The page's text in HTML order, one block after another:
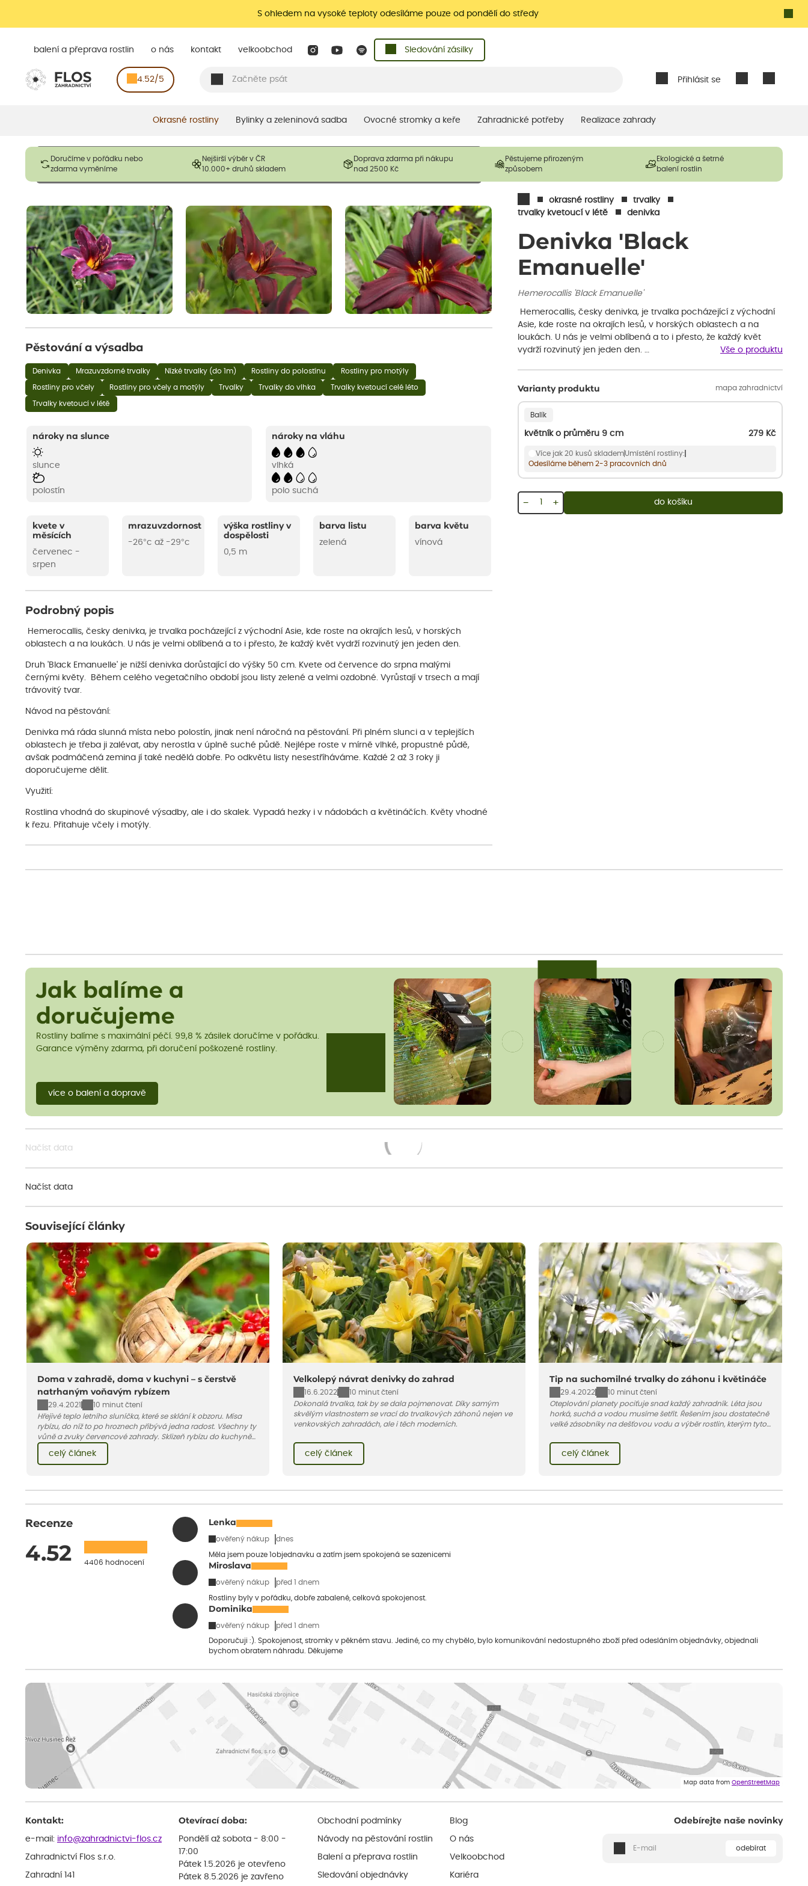
S ohledem na vysoké teploty odesíláme pouze od pondělí do středy
Přihlásit se
balení a přeprava rostlin o nás kontakt velkoobchod Sledování zásilky
4.52/5
Okrasné rostliny Bylinky a zeleninová sadba Ovocné stromky a keře Zahradnické potřeby Realizace zahrady
Doručíme v pořádku nebo
zdarma vyměníme
Nejširší výběr v ČR
10.000+ druhů skladem
Doprava zdarma při nákupu
nad 2500 Kč
Pěstujeme přirozeným
způsobem
Ekologické a šetrné
balení rostlin
okrasné rostliny
trvalky
trvalky kvetoucí v létě
denivka
Denivka 'Black
Emanuelle'
Hemerocallis 'Black Emanuelle'
Hemerocallis, česky denivka, je trvalka pocházející z východní
Asie, kde roste na okrajích lesů, v horských oblastech a na
loukách. U nás je velmi oblíbená a to i přesto, že každý květ
vydrží rozvinutý jen jeden den. …
Vše o produktu
Varianty produktu mapa zahradnictví
Balík
květník o průměru 9 cm 279 Kč
Více jak 20 kusů sklademUmístění rostliny:
Odesíláme během 2-3 pracovních dnů
+
− do košíku
Obrázky slouží pouze pro ilustrační účely a mají reprezentovat prodávané produkty. V závislosti na sezónnosti mohou být
opadavé rostliny dodávány v dormantním stavu a bez listů. Rostliny mohou být také sestřiženy níže, než je uvedená
Pěstování a výsadba
Denivka Mrazuvzdorné trvalky Nízké trvalky (do 1m) Rostliny do polostínu Rostliny pro motýly
Rostliny pro včely Rostliny pro včely a motýly Trvalky Trvalky do vlhka Trvalky kvetoucí celé léto
Trvalky kvetoucí v létě
nároky na slunce
slunce
polostín
nároky na vláhu
vlhká
polo suchá
kvete v
měsících
červenec -
srpen
mrazuvzdornost
-26°c až -29°c
výška rostliny v
dospělosti
0,5 m
barva listu
zelená
barva květu
vínová
Podrobný popis
Hemerocallis, česky denivka, je trvalka pocházející z východní Asie, kde roste na okrajích lesů, v horských
oblastech a na loukách. U nás je velmi oblíbená a to i přesto, že každý květ vydrží rozvinutý jen jeden den.
Druh 'Black Emanuelle' je nižší denivka dorůstající do výšky 50 cm. Kvete od července do srpna malými
černými květy. Během celého vegetačního období jsou listy zelené a velmi ozdobné. Vyrůstají v trsech a mají
trávovitý tvar.
Návod na pěstování:
Denivka má ráda slunná místa nebo polostín, jinak není náročná na pěstování. Při plném slunci a v teplejších
oblastech je třeba ji zalévat, aby nerostla v úplně suché půdě. Nejlépe roste v mírně vlhké, propustné půdě,
avšak podmáčená zemina jí také nedělá dobře. Po odkvětu listy nesestříháváme. Každé 2 až 3 roky ji
doporučujeme dělit.
Využití:
Rostlina vhodná do skupinové výsadby, ale i do skalek. Vypadá hezky i v nádobách a květináčích. Květy vhodné
k řezu. Přitahuje včely i motýly.
Jak balíme a
doručujeme
Rostliny balíme s maximální péčí. 99,8 % zásilek doručíme v pořádku.
Garance výměny zdarma, při doručení poškozené rostliny.
více o balení a dopravě
Načíst data
Načíst data
Související články
Doma v zahradě, doma v kuchyni – s čerstvě
natrhaným voňavým rybízem
29.4.2021
10 minut čtení
Hřejivé teplo letního sluníčka, které se sklání k obzoru. Mísa
rybízu, do níž to po hroznech přibývá jedna radost. Všechny ty
vůně a zvuky červencové zahrady. Sklizeň rybízu do kuchyně
dětství při mlsání babiččina drobenkového koláče s rybízem.
celý článek
Velkolepý návrat denivky do zahrad
16.6.2022
10 minut čtení
Dokonalá trvalka, tak by se dala pojmenovat. Díky samým
skvělým vlastnostem se vrací do trvalkových záhonů nejen ve
venkovských zahradách, ale i těch moderních.
celý článek
Tip na suchomilné trvalky do záhonu i květináče
29.4.2022
10 minut čtení
Oteplování planety pociťuje snad každý zahradník. Léta jsou
horká, suchá a vodou musíme šetřit. Řešením jsou dostatečně
velké zásobníky na dešťovou vodu a výběr rostlin, kterým tyto
několik měsíců. Co víc si přát…
celý článek
Recenze
4.52 4406 hodnocení
Lenka
ověřený nákup dnes
Měla jsem pouze 1objednavku a zatím jsem spokojená se sazenicemi
Miroslava
ověřený nákup před 1 dnem
Rostliny byly v pořádku, dobře zabalené, celková spokojenost.
Dominika
ověřený nákup před 1 dnem
Doporučuji :). Spokojenost, stromky v pěkném stavu. Jediné, co my chybělo, bylo komunikování nedostupného zboží před odesláním objednávky, objednali
bychom obratem náhradu. Děkujeme
Map data from OpenStreetMap
Kontakt:
e-mail: info@zahradnictvi-flos.cz
Zahradnictví Flos s.r.o.
Zahradní 141
Otevírací doba:
Pondělí až sobota - 8:00 -
17:00
Pátek 1.5.2026 je otevřeno
Pátek 8.5.2026 je zavřeno
Obchodní podmínky
Návody na pěstování rostlin
Balení a přeprava rostlin
Sledování objednávky
Blog
O nás
Velkoobchod
Kariéra
Odebírejte naše novinky
odebírat